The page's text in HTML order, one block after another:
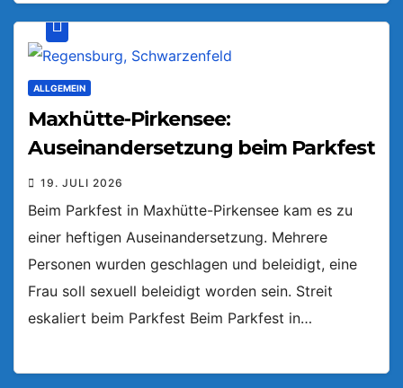
ALLGEMEIN
Maxhütte-Pirkensee:
Auseinandersetzung beim Parkfest
19. JULI 2026
Beim Parkfest in Maxhütte-Pirkensee kam es zu
einer heftigen Auseinandersetzung. Mehrere
Personen wurden geschlagen und beleidigt, eine
Frau soll sexuell beleidigt worden sein. Streit
eskaliert beim Parkfest Beim Parkfest in…